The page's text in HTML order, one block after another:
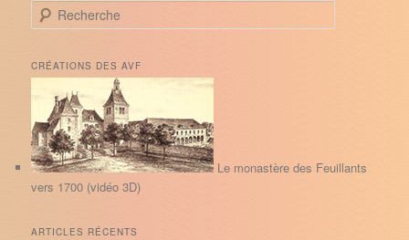
e
h
e
r
h
e
CRÉATIONS DES AVF
Le monastère des Feuillants
vers 1700 (vidéo 3D)
ARTICLES RÉCENTS